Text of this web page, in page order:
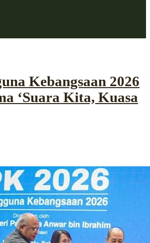
Kebangsaan 2026
‘Suara Kita, Kuasa